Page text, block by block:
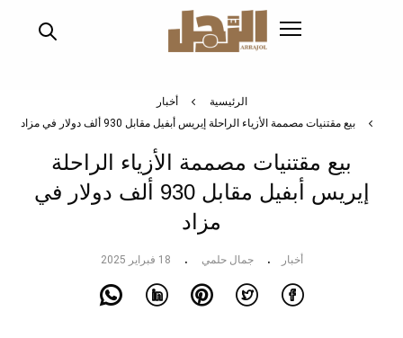
الرئيسية
أخبار
بيع مقتنيات مصممة الأزياء الراحلة إيريس أبفيل مقابل 930 ألف دولار في مزاد
بيع مقتنيات مصممة الأزياء الراحلة
إيريس أبفيل مقابل 930 ألف دولار في
مزاد
أخبار جمال حلمي 18 فبراير 2025